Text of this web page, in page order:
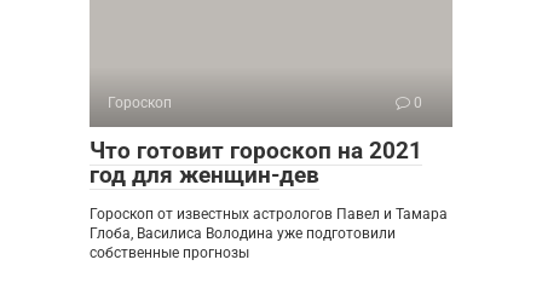
Гороскоп 0
Что готовит гороскоп на 2021
год для женщин-дев
Гороскоп от известных астрологов Павел и Тамара
Глоба, Василиса Володина уже подготовили
собственные прогнозы